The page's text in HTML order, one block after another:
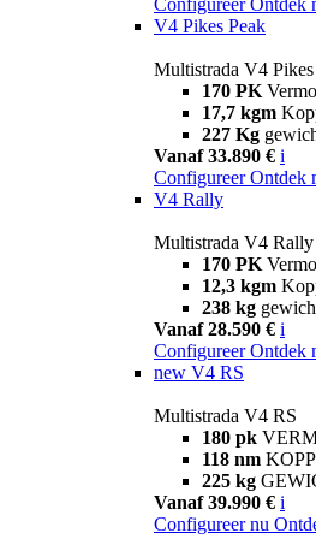
V4 Pikes Peak
Multistrada V4 Pikes
170 PK
17,7 kgm
227 Kg
Vanaf 33.890 € i
Configureer Ontdek
V4 Rally
Multistrada V4 Rally
170 PK
12,3 kgm
238 kg
Vanaf 28.590 € i
Configureer Ontdek
new V4 RS
Multistrada V4 RS
180 pk
118 nm
225 kg
Vanaf 39.990 € i
Configureer nu